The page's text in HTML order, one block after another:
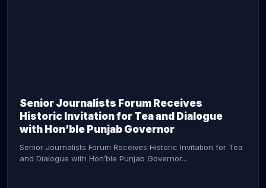
Senior Journalists Forum Receives
Historic Invitation for Tea and Dialogue
with Hon’ble Punjab Governor
Senior Journalists Forum Receives Historic Invitation for Tea
and Dialogue with Hon’ble Punjab Governor...